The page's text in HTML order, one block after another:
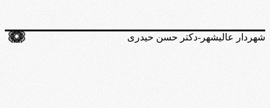
شهردار عالیشهر-دکتر حسن حیدری